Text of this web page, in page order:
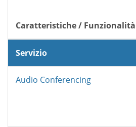
Caratteristiche / Funzionalità
Servizio
Audio Conferencing